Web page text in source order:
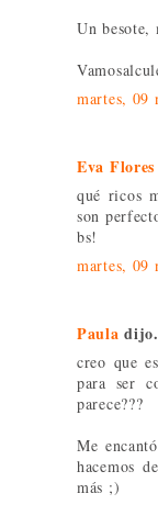
Un besote,
martes, 09
Eva Flores
qué ricos
son
bs!
martes, 09
Paula
creo que
para ser
parece???
Me
hacemos
más ;)